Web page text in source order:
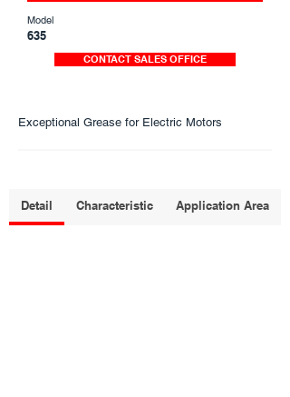
Model
635
CONTACT SALES OFFICE
Exceptional Grease for Electric Motors
Detail Characteristic Application Area